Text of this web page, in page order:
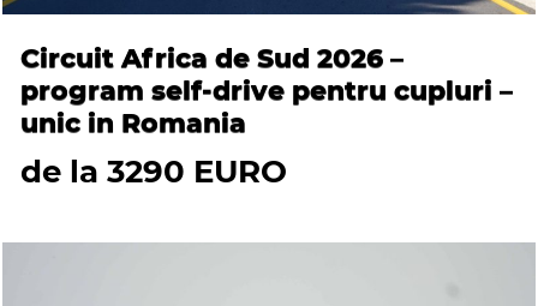
Circuit Africa de Sud 2026 –
program self-drive pentru cupluri –
unic in Romania
de la 3290 EURO